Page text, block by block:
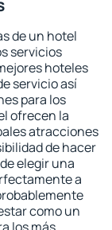
de un hotel
servicios
hoteles
servicio así
para los
ofrecen la
atracciones
de hacer
elegir una
a
como un